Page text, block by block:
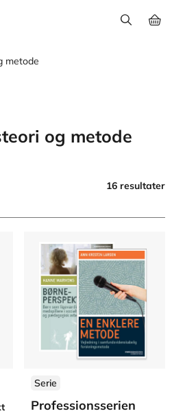
metode
og metode
16 resultater
Serie
Professionsserien